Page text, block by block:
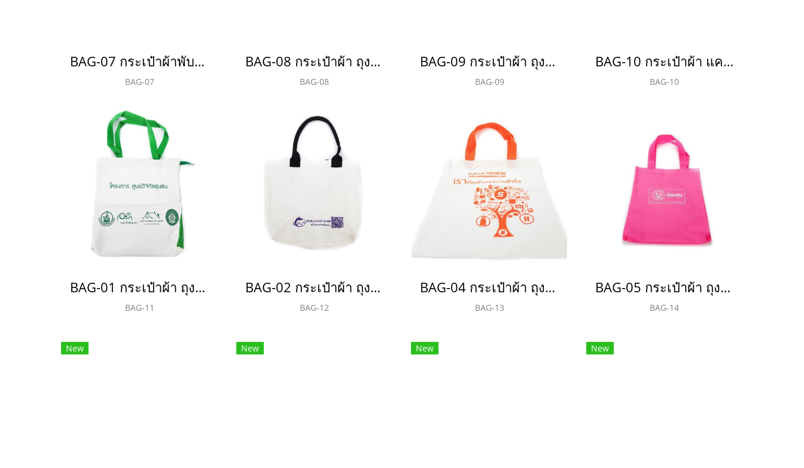
BAG-07 กระเป๋าผ้าพับได้ ถุงผ้า สปันบอนด์ 75 แกรม
BAG-07
BAG-08 กระเป๋าผ้า ถุงผ้า แคนวาส
BAG-08
BAG-09 กระเป๋าผ้า ถุงผ้า 808
BAG-09
BAG-10 กระเป๋าผ้า แคนวาส
BAG-10
BAG-01 กระเป๋าผ้า ถุงผ้า 600D
BAG-11
BAG-02 กระเป๋าผ้า ถุงผ้า แคนวาส 20 ออนซ์ (Oz)
BAG-12
BAG-04 กระเป๋าผ้า ถุงผ้า ผ้าดิบ 12 ออนซ์ (Oz)
BAG-13
BAG-05 กระเป๋าผ้า ถุงผ้า สปันบอนด์ 75 แกรม
BAG-14
New New New New